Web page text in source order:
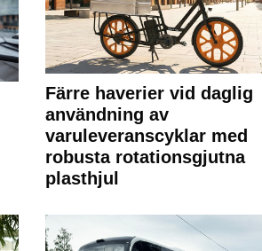
Färre haverier vid daglig
användning av
varuleveranscyklar med
robusta rotationsgjutna
plasthjul